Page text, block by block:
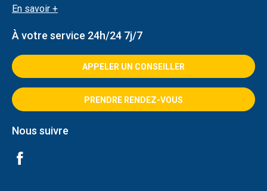
En savoir +
À votre service 24h/24 7j/7
APPELER UN CONSEILLER
PRENDRE RENDEZ-VOUS
Nous suivre